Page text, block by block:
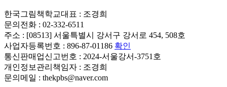
한국그림책학교대표 : 조경희
문의전화 : 02-332-6511
주소 : [08513] 서울특별시 강서구 강서로 454, 508호
사업자등록번호 : 896-87-01186 확인
통신판매업신고번호 : 2024-서울강서-3751호
개인정보관리책임자 : 조경희
문의메일 : thekpbs@naver.com